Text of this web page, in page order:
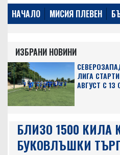
НАЧАЛО МИСИЯ ПЛЕВЕН
ИЗБРАНИ НОВИНИ
ЛИГА
АВГУСТ С 13
БЛИЗО 1500 КИЛА
БУКОВЛЪШКИ